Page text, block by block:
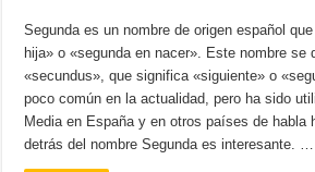
Segunda es un nombre de origen español
hija» o «segunda en nacer». Este nombre se
«secundus», que significa «siguiente» o
poco común en la actualidad, pero ha sido
Media en España y en otros países de habla
detrás del nombre Segunda es interesante. …